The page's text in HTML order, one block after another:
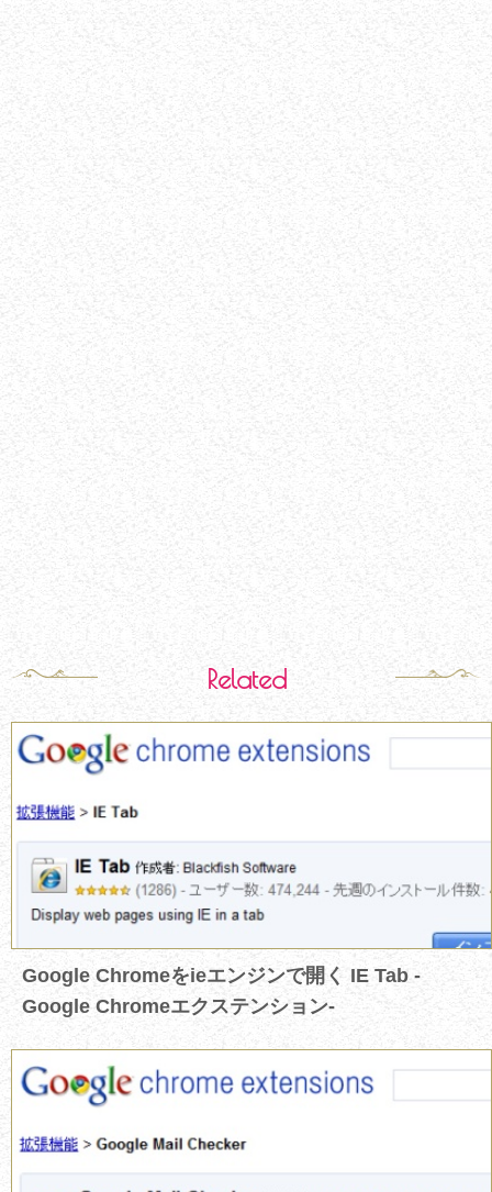
Related
Google Chromeをieエンジンで開く IE Tab -
Google Chromeエクステンション-